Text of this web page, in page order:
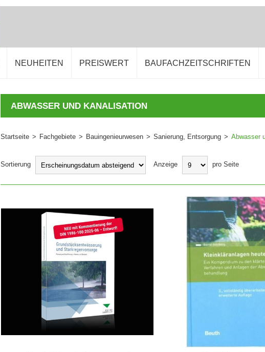
NEUHEITEN PREISWERT BAUFACHZEITSCHRIFTEN
ABWASSER UND KANALISATION
Startseite > Fachgebiete > Bauingenieurwesen > Sanierung, Entsorgung > Abwasser
Sortierung Anzeige pro Seite
IN DEN WARENKORB